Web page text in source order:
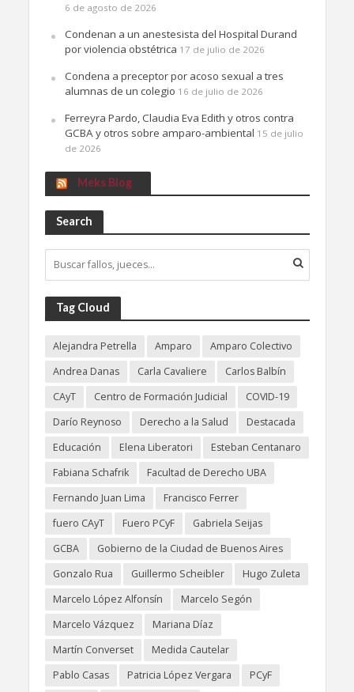
6 de agosto de 2026
Condenan a un anestesista del Hospital Durand
por violencia obstétrica 17 de julio de 2026
Condena a preceptor por acoso sexual a tres
alumnas de un colegio 16 de julio de 2026
Ferreyra Pardo, Claudia Eva Edith y otros contra
GCBA y otros sobre amparo-ambiental 15 de julio
de 2026
Meks Blog
Search
Tag Cloud
Alejandra Petrella Amparo
Amparo Colectivo
Andrea Danas
Carla Cavaliere
Carlos Balbín
CAyT
Centro de Formación Judicial
COVID-19
Darío Reynoso
Derecho a la Salud
Destacada
Educación
Elena Liberatori
Esteban Centanaro
Fabiana Schafrik
Facultad de Derecho UBA
Fernando Juan Lima
Francisco Ferrer
fuero CAyT
Fuero PCyF
Gabriela Seijas
GCBA
Gobierno de la Ciudad de Buenos Aires
Gonzalo Rua
Guillermo Scheibler
Hugo Zuleta
Marcelo López Alfonsín
Marcelo Segón
Marcelo Vázquez
Mariana Díaz
Martín Converset
Medida Cautelar
Pablo Casas
Patricia López Vergara
PCyF